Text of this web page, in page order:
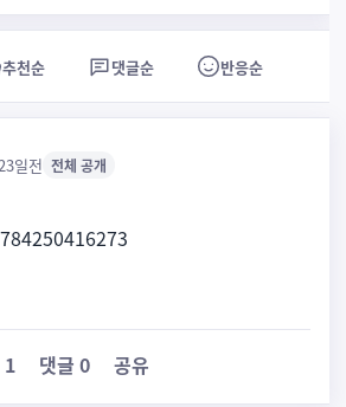
추천순 댓글순 반응순
일전 전체 공개
1 댓글 0 공유